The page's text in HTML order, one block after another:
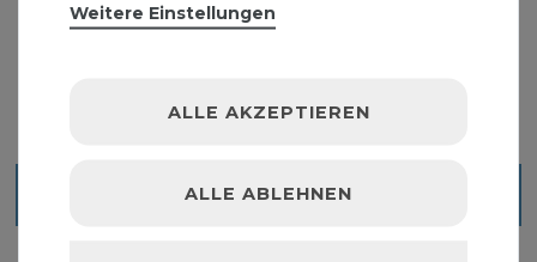
Ähnliche Artikel
Weitere Einstellungen
ALLE AKZEPTIEREN
ALLE ABLEHNEN